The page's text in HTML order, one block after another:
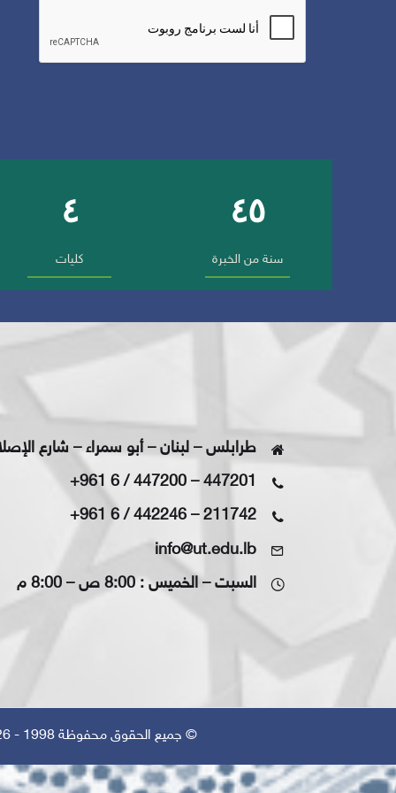
أرقام وإنجازات الجامعة
٤٥
سنة من الخبرة
٤
كليات
طرابلس – لبنان – أبو سمراء – شارع
+961 6 / 447200–447201
+961 6 / 442246–211742
info@ut.edu.lb
السبت – الخميس : 8:00 ص – 8:00 م
© جميع الحقوق محفوظة 1998 - 2026 | تم التصميم بواسطة